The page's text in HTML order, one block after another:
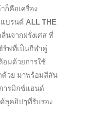
ก็คือเครื่อง
บรนด์ ALL THE
นจากฝรั่งเศส ที่
ร์ฟที่เป็นกีฬาคู่
อมด้วยการใช้
ด้วย มาพร้อมสีสัน
ารมิกซ์แอนด์
ลุคฮิปๆที่รับรอง